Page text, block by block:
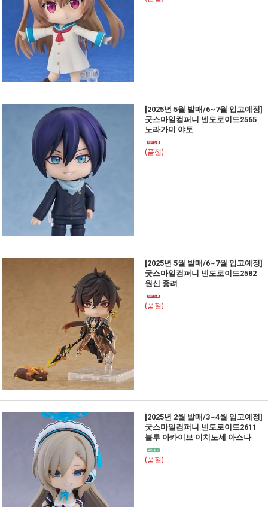
[2025년 5월 발매/6~7월 입고예정]
굿스마일컴퍼니 넨도로이드2565
노라가미 야토
(품절)
[2025년 5월 발매/6~7월 입고예정]
굿스마일컴퍼니 넨도로이드2582
원신 종려
(품절)
[2025년 2월 발매/3~4월 입고예정]
굿스마일컴퍼니 넨도로이드2611
블루 아카이브 이치노세 아스나
(품절)